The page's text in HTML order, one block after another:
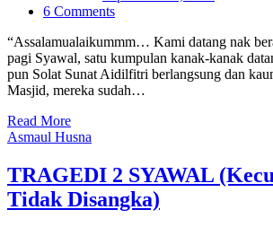
6 Comments
“Assalamualaikummm… Kami datang nak
pagi Syawal, satu kumpulan kanak-kanak
pun Solat Sunat Aidilfitri berlangsung dan
Masjid, mereka sudah…
Read More
Asmaul Husna
TRAGEDI 2 SYAWAL
Tidak Disangka)